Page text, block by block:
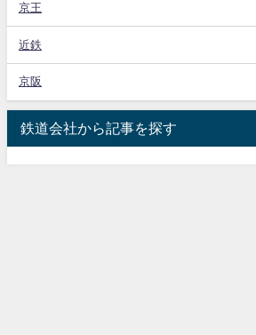
京王
近鉄
京阪
鉄道会社から記事を探す